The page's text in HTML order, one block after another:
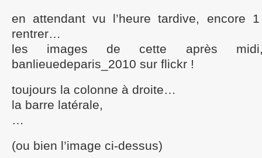
en attendant vu l’heure tardive, encore
rentrer…
les images de cette après
banlieuedeparis_2010 sur flickr !
toujours la colonne à droite…
la barre latérale,
…
(ou bien l’image ci-dessus)